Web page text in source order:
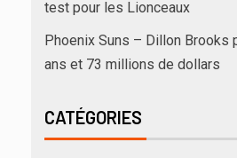
test pour les Lionceaux
Phoenix Suns – Dillon Brooks
ans et 73 millions de dollars
CATÉGORIES